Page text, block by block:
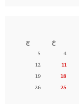
خ
ج
4
5
11
12
18
19
25
26